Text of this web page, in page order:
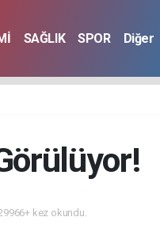
SAĞLIK SPOR Diğer
kez okundu.